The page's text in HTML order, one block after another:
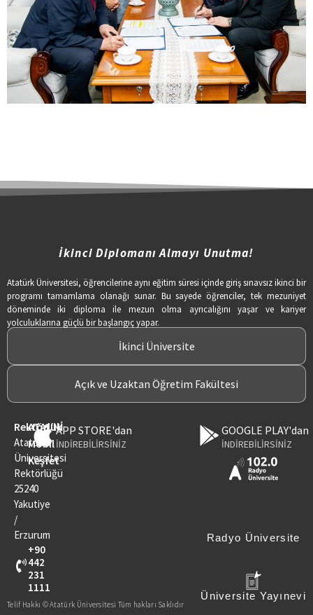
İkinci Diplomanı Almayı Unutma!
Atatürk Üniversitesi, öğrencilerine aynı eğitim süresi içinde giriş sınavsız ikinci bir
programı tamamlama olanağı sunar. Bu sayede öğrenciler, tek mezuniyet
döneminde iki diploma ile mezun olma ayrıcalığını yaşar ve kariyer
yolculuklarına güçlü bir başlangıç yapar.
İkinci Üniversite
Açık ve Uzaktan Öğretim Fakültesi
Rektörlük
Atatürk
Üniversitesi
Rektörlüğü
25240
Yakutiye
/
Erzurum
+90
442
231
1111
ATAUNİ
Mobil
Keşfet
APP STORE'dan
İNDİREBİLİRSİNİZ
GOOGLE PLAY'dan
İNDİREBİLİRSİNİZ
Radyo Üniversite
Üniversite Yayınevi
Telif Hakkı © Atatürk Üniversitesi Tüm hakları Saklıdır